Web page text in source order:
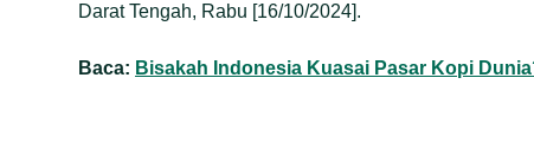
Darat Tengah, Rabu [16/10/2024].
Baca: Bisakah Indonesia Kuasai Pasar Kopi